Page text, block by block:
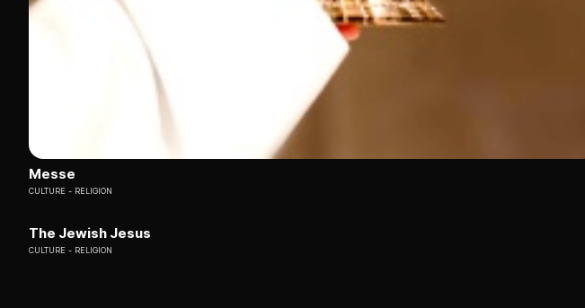
Messe
CULTURE RELIGION
The Jewish Jesus
CULTURE RELIGION